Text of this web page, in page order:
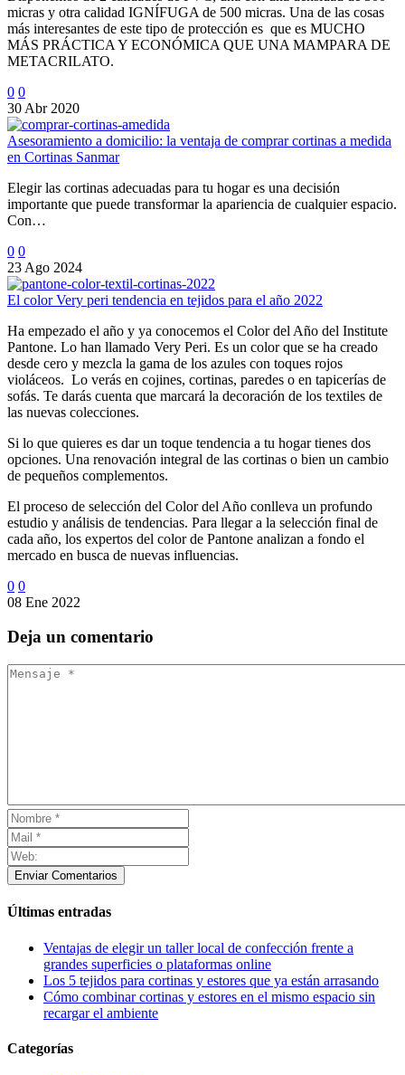
micras y otra calidad IGNÍFUGA de 500 micras. Una de las cosas
más interesantes de este tipo de protección es que es MUCHO
MÁS PRÁCTICA Y ECONÓMICA QUE UNA MAMPARA DE
METACRILATO.
0 0
30 Abr 2020
Asesoramiento a domicilio: la ventaja de comprar cortinas a medida
en Cortinas Sanmar
Elegir las cortinas adecuadas para tu hogar es una decisión
importante que puede transformar la apariencia de cualquier espacio.
Con…
0 0
23 Ago 2024
El color Very peri tendencia en tejidos para el año 2022
Ha empezado el año y ya conocemos el Color del Año del Institute
Pantone. Lo han llamado Very Peri. Es un color que se ha creado
desde cero y mezcla la gama de los azules con toques rojos
violáceos. Lo verás en cojines, cortinas, paredes o en tapicerías de
sofás. Te darás cuenta que marcará la decoración de los textiles de
las nuevas colecciones.
Si lo que quieres es dar un toque tendencia a tu hogar tienes dos
opciones. Una renovación integral de las cortinas o bien un cambio
de pequeños complementos.
El proceso de selección del Color del Año conlleva un profundo
estudio y análisis de tendencias. Para llegar a la selección final de
cada año, los expertos del color de Pantone analizan a fondo el
mercado en busca de nuevas influencias.
0 0
08 Ene 2022
Deja un comentario
Enviar Comentarios
Últimas entradas
Ventajas de elegir un taller local de confección frente a
grandes superficies o plataformas online
Los 5 tejidos para cortinas y estores que ya están arrasando
Cómo combinar cortinas y estores en el mismo espacio sin
recargar el ambiente
Categorías